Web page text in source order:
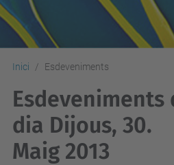
Inici Esdeveniments
Esdeveniments
dia Dijous, 30.
Maig 2013